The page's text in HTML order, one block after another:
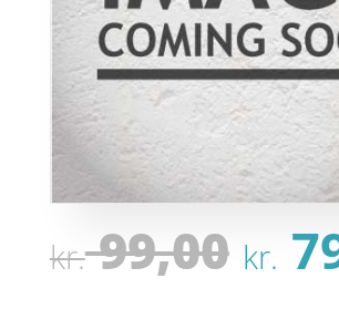
kr.99,00 kr.